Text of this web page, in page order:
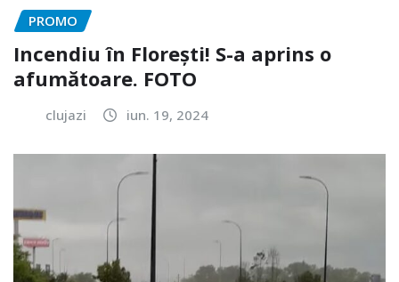
PROMO
Incendiu în Florești! S-a aprins o
afumătoare. FOTO
clujazi iun. 19, 2024